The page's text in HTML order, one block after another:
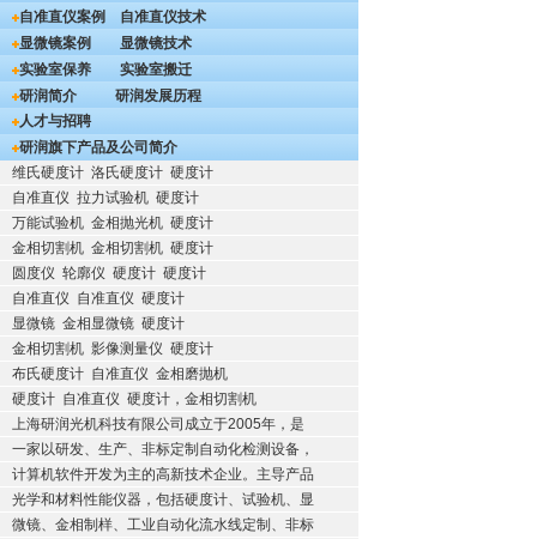
自准直仪案例
自准直仪技术
显微镜案例
显微镜技术
实验室保养
实验室搬迁
研润简介
研润发展历程
人才与招聘
研润旗下产品及公司简介
维氏硬度计 洛氏硬度计 硬度计
自准直仪 拉力试验机 硬度计
万能试验机 金相抛光机 硬度计
金相切割机 金相切割机 硬度计
圆度仪 轮廓仪 硬度计 硬度计
自准直仪 自准直仪 硬度计
显微镜 金相显微镜 硬度计
金相切割机 影像测量仪 硬度计
布氏硬度计 自准直仪 金相磨抛机
硬度计 自准直仪 硬度计，金相切割机
上海研润光机科技有限公司成立于2005年，是
一家以研发、生产、非标定制自动化检测设备，
计算机软件开发为主的高新技术企业。主导产品
光学和材料性能仪器，包括硬度计、试验机、显
微镜、金相制样、工业自动化流水线定制、非标